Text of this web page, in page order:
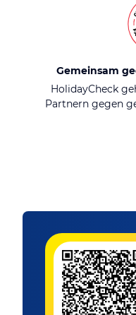
Gemeinsam
HolidayCheck
Partnern gegen